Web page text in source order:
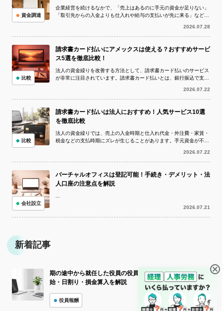
企業経営を続けるなかで、「売上はあるのに手元の資金が足りない」
「取引先からの入金よりも仕入れや給与の支払いが先に来る」など、
2026.07.28
資金調達
請求書カード払いにアメックスは使える？おすすめサービ
ス5選を徹底比較！
法人の資金繰りを改善する方法として、請求書カード払いのサービス
が非常に注目されています。請求書カード払いとは、銀行振込で支払
2026.07.22
比較
請求書カード払いは法人におすすめ！人気サービス10選
を徹底比較
法人の資金繰りでは、売上の入金時期と仕入れ代金・外注費・家賃・
税金などの支払時期にズレが生じることがあります。手元資金が不足
2026.07.22
比較
バーチャルオフィスは登記可能！手続き・デメリット・法
人口座の注意点を解説
...
2026.07.21
会社設立
新着記事
期の途中から就任した役員の役員報酬はどうする？支給開
始・日割り・損金算入を解説
役員報酬 2026.07.30